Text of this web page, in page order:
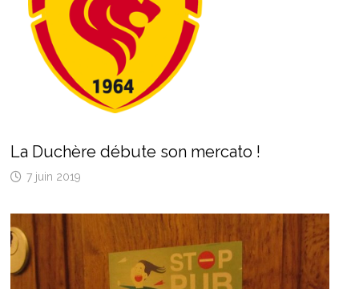
La Duchère débute son mercato !
7 juin 2019